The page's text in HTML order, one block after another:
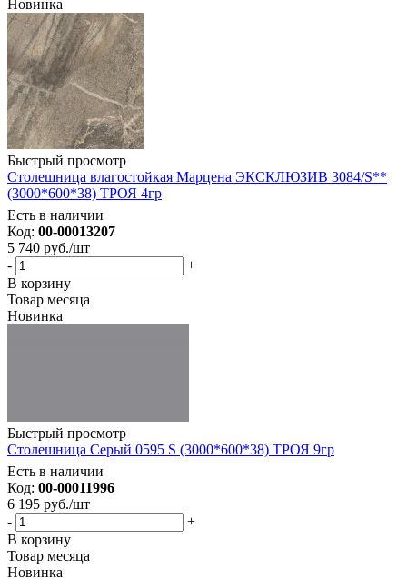
Новинка
Быстрый просмотр
Столешница влагостойкая Марцена ЭКСКЛЮЗИВ 3084/S**
(3000*600*38) ТРОЯ 4гр
Есть в наличии
Код: 00-00013207
5 740 руб./шт
-
+
В корзину
Товар месяца
Новинка
Быстрый просмотр
Столешница Серый 0595 S (3000*600*38) ТРОЯ 9гр
Есть в наличии
Код: 00-00011996
6 195 руб./шт
-
+
В корзину
Товар месяца
Новинка